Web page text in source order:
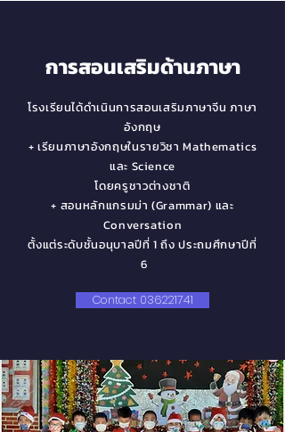
การสอนเสริมด้านภาษา
โรงเรียนได้ดำเนินการสอนเสริมภาษาจีน ภาษา
อังกฤษ
+ เรียนภาษาอังกฤษในรายวิชา Mathematics
และ Science
โดยครูชาวต่างชาติ
+ สอนหลักแกรมม่า (Grammar) และ
Conversation
ตั้งแต่ระดับชั้นอนุบาลปีที่ 1 ถึง ประถมศึกษาปีที่
6
Contact 036221741